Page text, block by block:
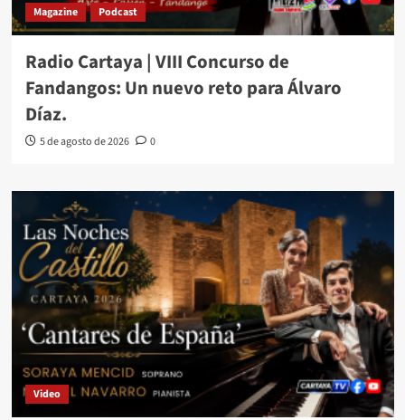
Magazine Podcast
Radio Cartaya | VIII Concurso de
Fandangos: Un nuevo reto para Álvaro
Díaz.
5 de agosto de 2026 0
Video